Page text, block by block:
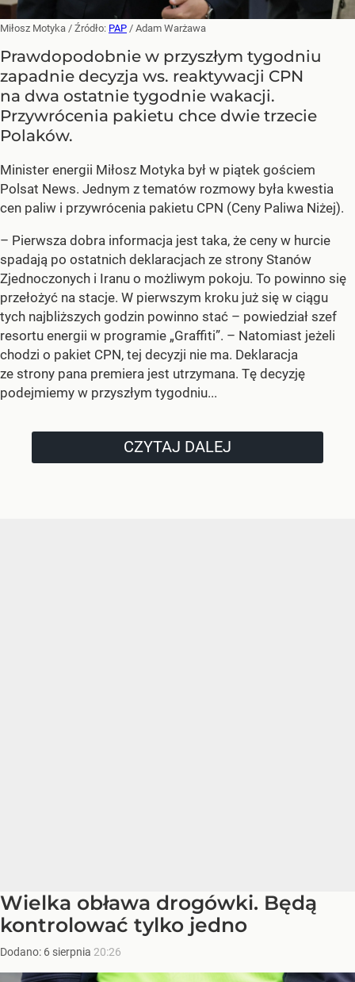
Miłosz Motyka / Źródło: PAP / Adam Warżawa
Prawdopodobnie w przyszłym tygodniu
zapadnie decyzja ws. reaktywacji CPN
na dwa ostatnie tygodnie wakacji.
Przywrócenia pakietu chce dwie trzecie
Polaków.
Minister energii Miłosz Motyka był w piątek gościem
Polsat News. Jednym z tematów rozmowy była kwestia
cen paliw i przywrócenia pakietu CPN (Ceny Paliwa Niżej).
– Pierwsza dobra informacja jest taka, że ceny w hurcie
spadają po ostatnich deklaracjach ze strony Stanów
Zjednoczonych i Iranu o możliwym pokoju. To powinno się
przełożyć na stacje. W pierwszym kroku już się w ciągu
tych najbliższych godzin powinno stać – powiedział szef
resortu energii w programie „Graffiti”. – Natomiast jeżeli
chodzi o pakiet CPN, tej decyzji nie ma. Deklaracja
ze strony pana premiera jest utrzymana. Tę decyzję
podejmiemy w przyszłym tygodniu...
CZYTAJ DALEJ
Wielka obława drogówki. Będą
kontrolować tylko jedno
Dodano: 6 sierpnia 20:26